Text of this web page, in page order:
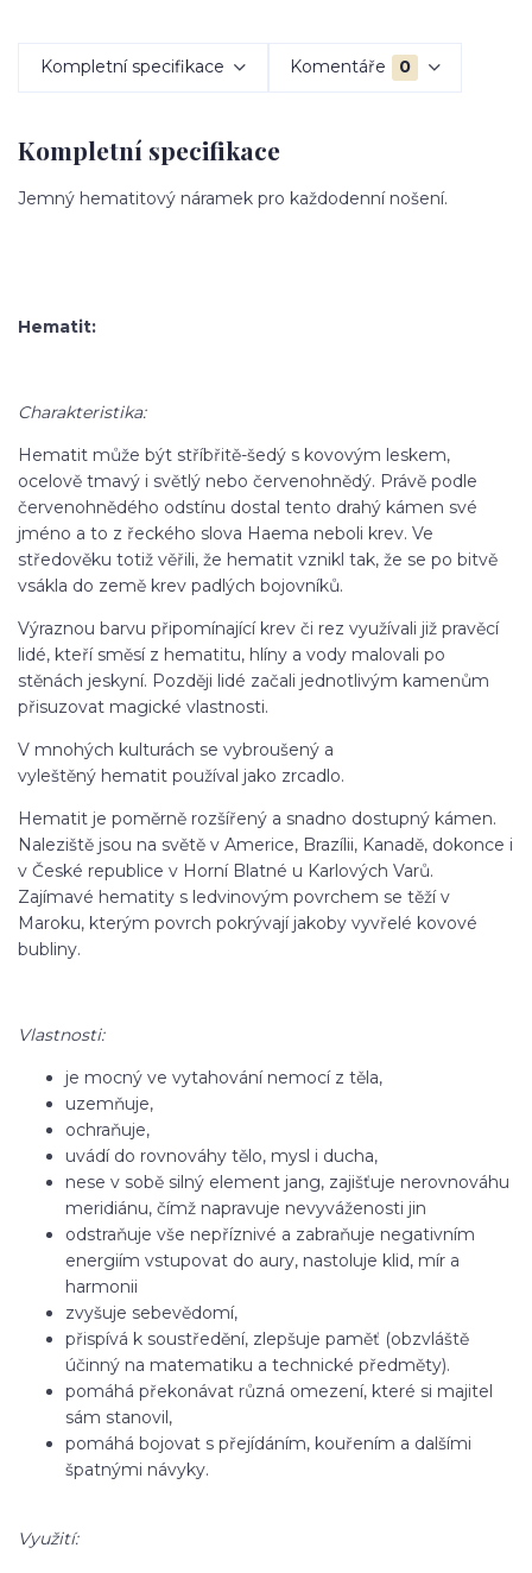
Kompletní specifikace Komentáře 0
Kompletní specifikace
Jemný hematitový náramek pro každodenní nošení.
Hematit:
Charakteristika:
Hematit může být stříbřitě-šedý s kovovým leskem,
ocelově tmavý i světlý nebo červenohnědý. Právě podle
červenohnědého odstínu dostal tento drahý kámen své
jméno a to z řeckého slova Haema neboli krev. Ve
středověku totiž věřili, že hematit vznikl tak, že se po bitvě
vsákla do země krev padlých bojovníků.
Výraznou barvu připomínající krev či rez využívali již pravěcí
lidé, kteří směsí z hematitu, hlíny a vody malovali po
stěnách jeskyní. Později lidé začali jednotlivým kamenům
přisuzovat magické vlastnosti.
V mnohých kulturách se vybroušený a
vyleštěný hematit používal jako zrcadlo.
Hematit je poměrně rozšířený a snadno dostupný kámen.
Naleziště jsou na světě v Americe, Brazílii, Kanadě, dokonce i
v České republice v Horní Blatné u Karlových Varů.
Zajímavé hematity s ledvinovým povrchem se těží v
Maroku, kterým povrch pokrývají jakoby vyvřelé kovové
bubliny.
Vlastnosti:
je mocný ve vytahování nemocí z těla,
uzemňuje,
ochraňuje,
uvádí do rovnováhy tělo, mysl i ducha,
nese v sobě silný element jang, zajišťuje nerovnováhu
meridiánu, čímž napravuje nevyváženosti jin
odstraňuje vše nepříznivé a zabraňuje negativním
energiím vstupovat do aury, nastoluje klid, mír a
harmonii
zvyšuje sebevědomí,
přispívá k soustředění, zlepšuje paměť (obzvláště
účinný na matematiku a technické předměty).
pomáhá překonávat různá omezení, které si majitel
sám stanovil,
pomáhá bojovat s přejídáním, kouřením a dalšími
špatnými návyky.
Využití: